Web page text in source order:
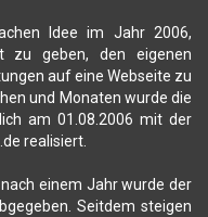
Idee im Jahr 2006,
zu geben, den eigenen
auf eine Webseite zu
und Monaten wurde die
am 01.08.2006 mit der
realisiert.
einem Jahr wurde der
Seitdem steigen